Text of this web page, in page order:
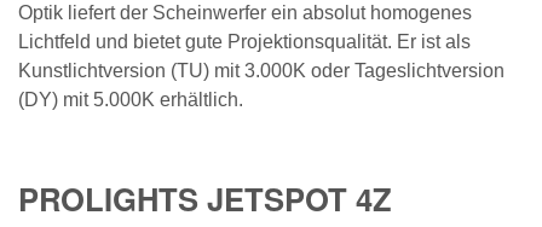
Optik liefert der Scheinwerfer ein absolut homogenes
Lichtfeld und bietet gute Projektionsqualität. Er ist als
Kunstlichtversion (TU) mit 3.000K oder Tageslichtversion
(DY) mit 5.000K erhältlich.
PROLIGHTS JETSPOT 4Z